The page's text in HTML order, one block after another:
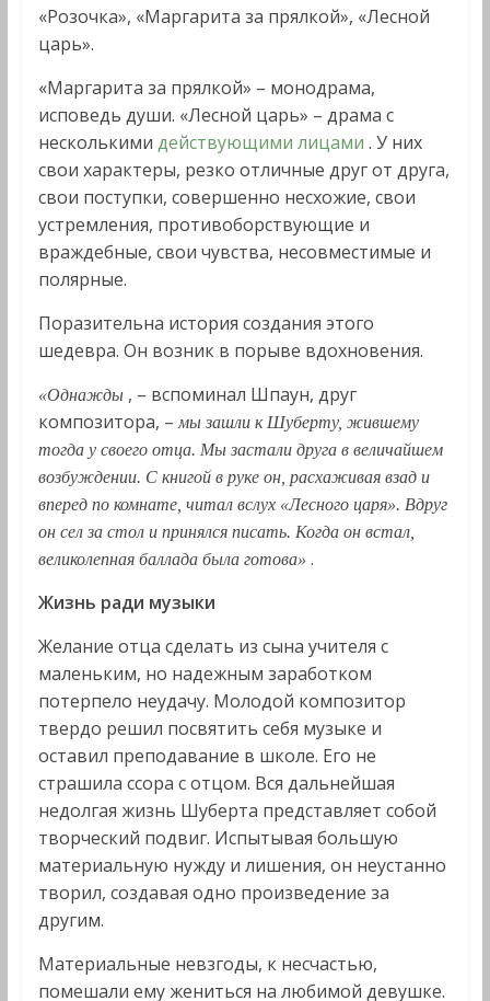
«Розочка», «Маргарита за прялкой», «Лесной
царь».
«Маргарита за прялкой» – монодрама,
исповедь души. «Лесной царь» – драма с
несколькими действующими лицами . У них
свои характеры, резко отличные друг от друга,
свои поступки, совершенно несхожие, свои
устремления, противоборствующие и
враждебные, свои чувства, несовместимые и
полярные.
Поразительна история создания этого
шедевра. Он возник в порыве вдохновения.
«Однажды , – вспоминал Шпаун, друг
композитора, –мы зашли к Шуберту, жившему
тогда у своего отца. Мы застали друга в величайшем
возбуждении. С книгой в руке он, расхаживая взад и
вперед по комнате, читал вслух «Лесного царя». Вдруг
он сел за стол и принялся писать. Когда он встал,
великолепная баллада была готова» .
Жизнь ради музыки
Желание отца сделать из сына учителя с
маленьким, но надежным заработком
потерпело неудачу. Молодой композитор
твердо решил посвятить себя музыке и
оставил преподавание в школе. Его не
страшила ссора с отцом. Вся дальнейшая
недолгая жизнь Шуберта представляет собой
творческий подвиг. Испытывая большую
материальную нужду и лишения, он неустанно
творил, создавая одно произведение за
другим.
Материальные невзгоды, к несчастью,
помешали ему жениться на любимой девушке.